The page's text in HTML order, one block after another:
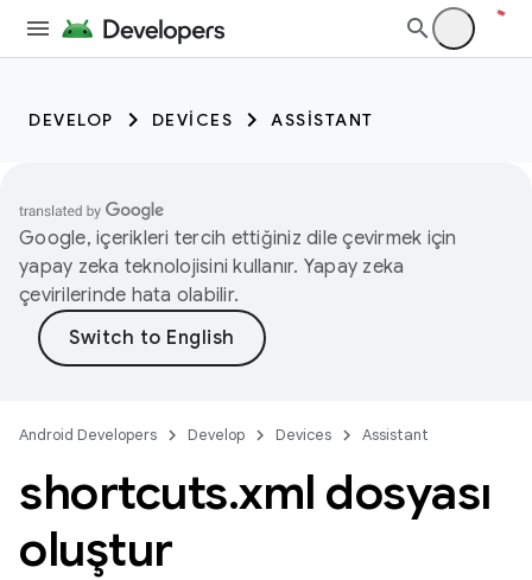
DEVELOP DEVICES ASSISTANT
Google, içerikleri tercih ettiğiniz dile çevirmek için
yapay zeka teknolojisini kullanır. Yapay zeka
çevirilerinde hata olabilir.
Android Developers Develop Devices Assistant
shortcuts.xml dosyası
oluştur